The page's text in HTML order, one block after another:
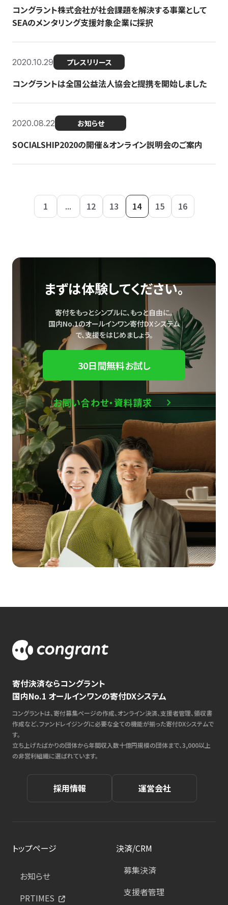
コングラント株式会社が社会課題を解決する事業として
SEAのメンタリング支援対象企業に採択
2020.10.29 プレスリリース
コングラントは全国公益法人協会と提携を開始しました
2020.08.22 お知らせ
SOCIALSHIP2020の開催＆オンライン説明会のご案内
1 ... 12 13 14 15 16
まずは体験してください。
寄付をもっとシンプルに、もっと自由に。
国内No.1のオールインワン寄付DXシステム
で、支援をはじめましょう。
30日間無料お試し
お問い合わせ・資料請求
寄付決済ならコングラント
国内No.1 オールインワンの寄付DXシステム
コングラントは、寄付募集ページの作成、オンライン決済、支援者管理、領収書
作成など、ファンドレイジングに必要な全ての機能が揃った寄付DXシステムで
す。
立ち上げたばかりの団体から年間収入数十億円規模の団体まで、3,000以上
の非営利組織に選ばれています。
採用情報 運営会社
トップページ
お知らせ
PRTIMES
決済/CRM
募集決済
支援者管理